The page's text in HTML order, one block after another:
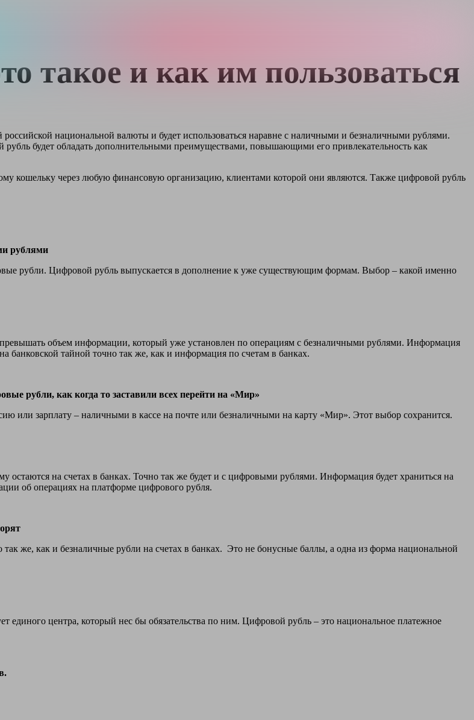
такое и как им пользоваться
национальной валюты и будет использоваться наравне с наличными и безналичными рублями.
будет обладать дополнительными преимуществами, повышающими его привлекательность как
кошельку через любую финансовую организацию, клиентами которой они являются. Также цифровой рубль
рублями
рубли. Цифровой рубль выпускается в дополнение к уже существующим формам. Выбор – какой именно
объем информации, который уже установлен по операциям с безналичными рублями. Информация
тайной точно так же, как и информация по счетам в банках.
рубли, как когда то заставили всех перейти на «Мир»
или зарплату – наличными в кассе на почте или безналичными на карту «Мир». Этот выбор сохранится.
остаются на счетах в банках. Точно так же будет и с цифровыми рублями. Информация будет храниться на
об операциях на платформе цифрового рубля.
же, как и безналичные рубли на счетах в банках. Это не бонусные баллы, а одна из форма национальной
центра, который нес бы обязательства по ним. Цифровой рубль – это национальное платежное